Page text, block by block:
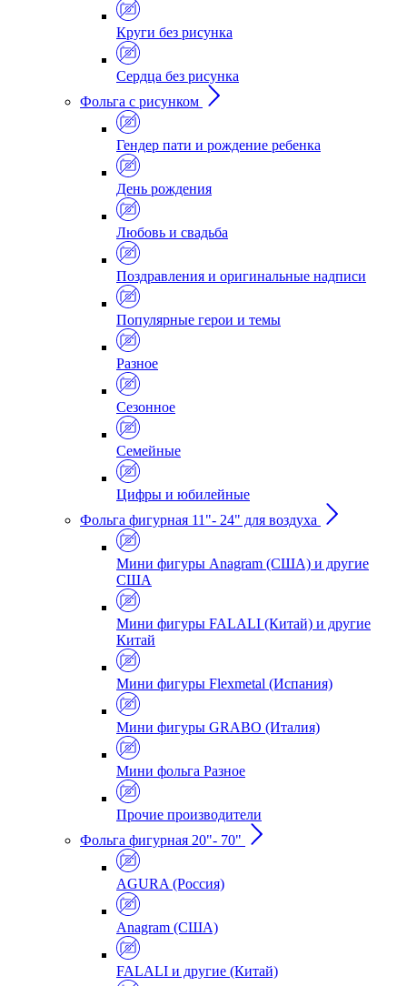
Круги без рисунка
Сердца без рисунка
Фольга с рисунком
Гендер пати и рождение ребенка
День рождения
Любовь и свадьба
Поздравления и оригинальные надписи
Популярные герои и темы
Разное
Сезонное
Семейные
Цифры и юбилейные
Фольга фигурная 11"- 24" для воздуха
Мини фигуры Anagram (США) и другие
США
Мини фигуры FALALI (Китай) и другие
Китай
Мини фигуры Flexmetal (Испания)
Мини фигуры GRABO (Италия)
Мини фольга Разное
Прочие производители
Фольга фигурная 20"- 70"
AGURA (Россия)
Anagram (США)
FALALI и другие (Китай)